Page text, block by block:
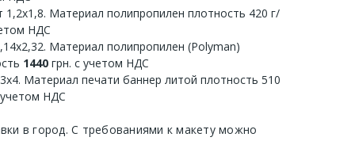
1,2х1,8. Материал полипропилен плотность 420 г/
НДС
Материал полипропилен (Polyman)
1440 грн. с учетом НДС
Материал печати баннер литой плотность 510
учетом НДС
в город. С требованиями к макету можно